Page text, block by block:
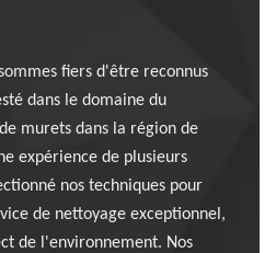
fiers d'être reconnus
dans le domaine du
murets dans la région de
expérience de plusieurs
nos techniques pour
de nettoyage exceptionnel,
de l'environnement. Nos